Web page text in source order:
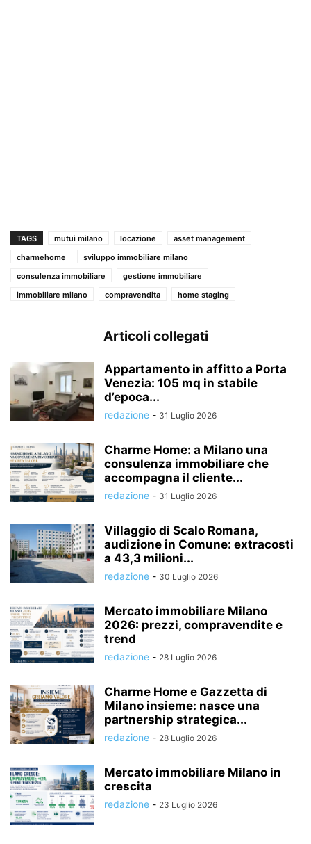
TAGS mutui milano locazione
asset management
charmehome
sviluppo immobiliare milano
consulenza immobiliare
gestione immobiliare
immobiliare milano
compravendita home staging
Articoli collegati
Appartamento in affitto a Porta
Venezia: 105 mq in stabile
d’epoca...
redazione - 31 Luglio 2026
Charme Home: a Milano una
consulenza immobiliare che
accompagna il cliente...
redazione - 31 Luglio 2026
Villaggio di Scalo Romana,
audizione in Comune: extracosti
a 43,3 milioni...
redazione - 30 Luglio 2026
Mercato immobiliare Milano
2026: prezzi, compravendite e
trend
redazione - 28 Luglio 2026
Charme Home e Gazzetta di
Milano insieme: nasce una
partnership strategica...
redazione - 28 Luglio 2026
Mercato immobiliare Milano in
crescita
redazione - 23 Luglio 2026